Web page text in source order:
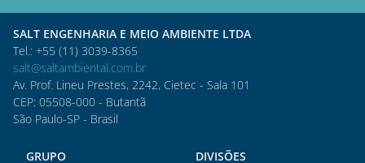
SALT ENGENHARIA E MEIO AMBIENTE LTDA
Tel.: +55 (11) 3039-8365
salt@saltambiental.com.br
Av. Prof. Lineu Prestes, 2242, Cietec - Sala 101
CEP: 05508-000 - Butantã
São Paulo-SP - Brasil
GRUPO
DIVISÕES